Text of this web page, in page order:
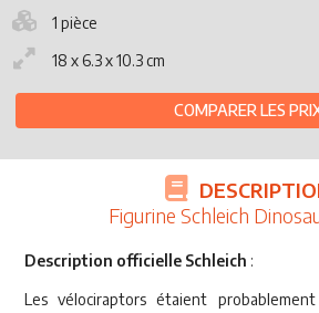
1 pièce
18 x 6.3 x 10.3 cm
COMPARER LES
Figurine Schleich
Description officielle Schleich :
Les vélociraptors étaient